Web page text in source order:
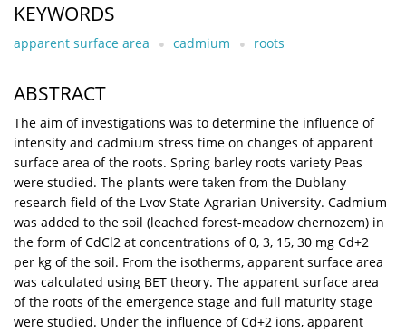
KEYWORDS
apparent surface area cadmium roots
ABSTRACT
The aim of investigations was to determine the influence of
intensity and cadmium stress time on changes of apparent
surface area of the roots. Spring barley roots variety Peas
were studied. The plants were taken from the Dublany
research field of the Lvov State Agrarian University. Cadmium
was added to the soil (leached forest-meadow chernozem) in
the form of CdCl2 at concentrations of 0, 3, 15, 30 mg Cd+2
per kg of the soil. From the isotherms, apparent surface area
was calculated using BET theory. The apparent surface area
of the roots of the emergence stage and full maturity stage
were studied. Under the influence of Cd+2 ions, apparent